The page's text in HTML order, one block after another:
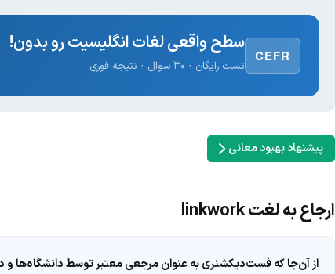
CEFR
سطح واقعی لغات انگلیسیت رو بدون!
تست رایگان · ۳۰ سوال · نتیجه فوری
پیشنهاد بهبود معانی
ارجاع به لغت linkwork
از آن‌جا که فست‌دیکشنری به عنوان مرجعی معتبر توسط دانشگاه‌ها و